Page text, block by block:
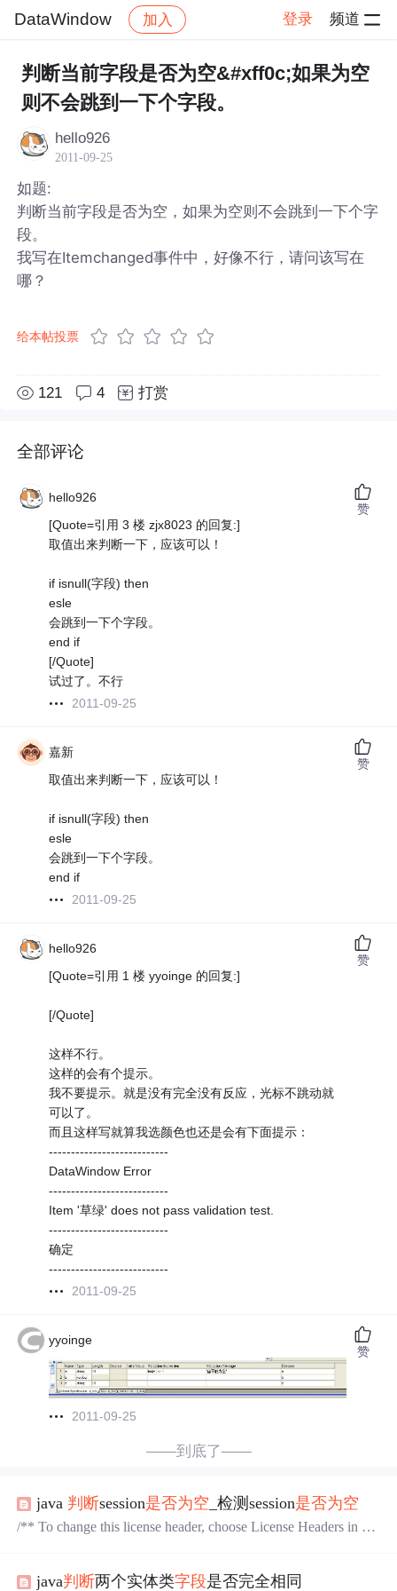
DataWindow 加入 登录 频道
社区 DataWindow 帖子详情
判断当前字段是否为空&#xff0c;如果为空
则不会跳到一下个字段。
hello926
2011-09-25
如题:
判断当前字段是否为空，如果为空则不会跳到一下个字
段。
我写在Itemchanged事件中，好像不行，请问该写在
哪？
给本帖投票
121 4 打赏
全部评论
hello926
[Quote=引用 3 楼 zjx8023 的回复:]
取值出来判断一下，应该可以！
if isnull(字段) then
esle
会跳到一下个字段。
end if
[/Quote]
试过了。不行
2011-09-25
赞
嘉新
取值出来判断一下，应该可以！
if isnull(字段) then
esle
会跳到一下个字段。
end if
2011-09-25
赞
hello926
[Quote=引用 1 楼 yyoinge 的回复:]
[/Quote]
这样不行。
这样的会有个提示。
我不要提示。就是没有完全没有反应，光标不跳动就
可以了。
而且这样写就算我选颜色也还是会有下面提示：
---------------------------
DataWindow Error
---------------------------
Item '草绿' does not pass validation test.
---------------------------
确定
---------------------------
2011-09-25
赞
yyoinge
2011-09-25
赞
——到底了——
java 判断session是否为空 _检测session是否为空
/** To change this license header, choose License Headers in Pr
lter;i...
java判断两个实体类字段是否完全相同